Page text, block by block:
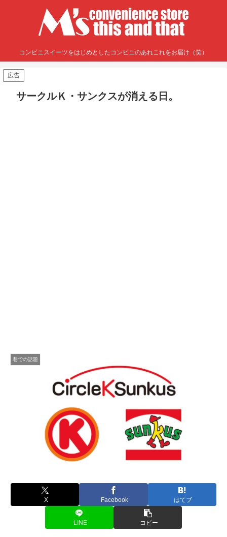
コンビニスイーツをはじめとしたコンビニのあれこれをお届け（笑）
広告
サークルＫ・サンクスが消える日。
巷での話題
X Facebook はてブ
LINE コピー